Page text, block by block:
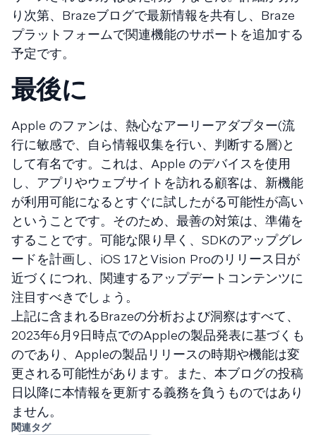
り次第、Brazeブログで最新情報を共有し、Braze
プラットフォームで関連機能のサポートを追加する
予定です。
最後に
Apple のファンは、熱心なアーリーアダプター(流
行に敏感で、自ら情報収集を行い、判断する層)と
して有名です。これは、Apple のデバイスを使用
し、アプリやウェブサイトを訪れる顧客は、新機能
が利用可能になるとすぐに試したがる可能性が高い
ということです。そのため、最善の対策は、準備を
することです。可能な限り早く、SDKのアップグレ
ードを計画し、iOS 17とVision Proのリリース日が
近づくにつれ、関連するアップデートコンテンツに
注目すべきでしょう。
上記に含まれるBrazeの分析および洞察はすべて、
2023年6月9日時点でのAppleの製品発表に基づくも
のであり、Appleの製品リリースの時期や機能は変
更される可能性があります。また、本ブログの投稿
日以降に本情報を更新する義務を負うものではあり
ません。
関連タグ